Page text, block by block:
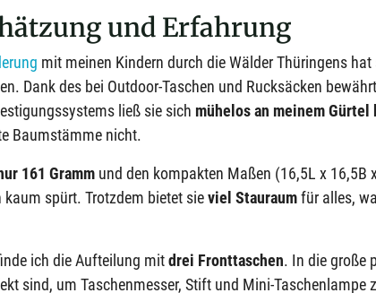
und Erfahrung
mit meinen Kindern durch die Wälder Thüringens hat
Dank des bei Outdoor-Taschen und Rucksäcken
ließ sie sich mühelos an meinem
Baumstämme nicht.
161 Gramm und den kompakten Maßen (16,5L x 16,5B
kaum spürt. Trotzdem bietet sieviel Stauraumfür alles,
ich die Aufteilung mitdrei Fronttaschen. In die große
sind, um Taschenmesser, Stift und Mini-Taschenlampe